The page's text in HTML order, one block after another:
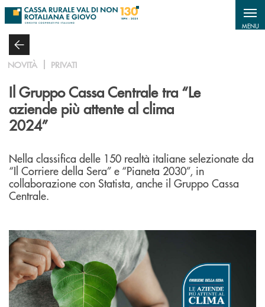
Salta al contenuto principale
MENU
NOVITÀ PRIVATI
Il Gruppo Cassa Centrale tra “Le
aziende più attente al clima
2024”
Nella classifica delle 150 realtà italiane selezionate da
“Il Corriere della Sera” e “Pianeta 2030”, in
collaborazione con Statista, anche il Gruppo Cassa
Centrale.